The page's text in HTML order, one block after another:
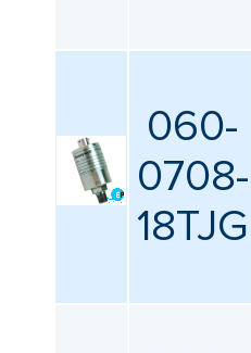
060-
0708-
18TJG